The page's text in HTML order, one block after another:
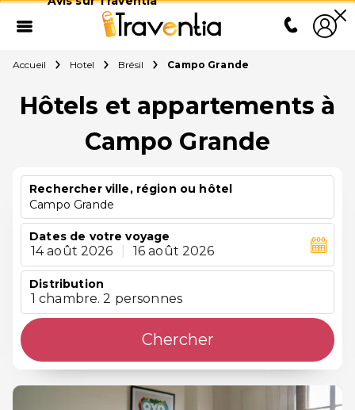
Accueil Hotel Brésil Campo Grande
Hôtels et appartements à
Campo Grande
Rechercher ville, région ou hôtel
Campo Grande
Dates de votre voyage
14 août 2026 16 août 2026
Distribution
1 chambre. 2 personnes
Chercher